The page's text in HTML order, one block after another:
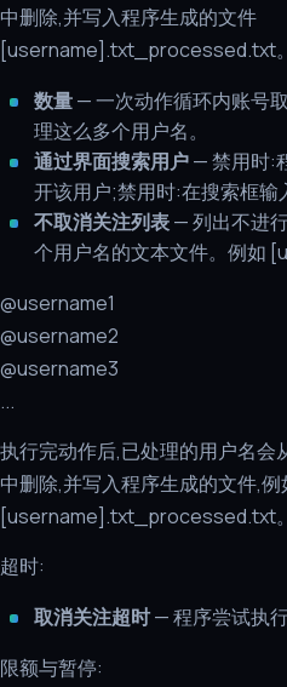
中删除,并写入程序生成的文件
[username].txt_processed.txt。
数量— 一次动作循环内账号
理这么多个用户名。
通过界面搜索用户— 禁用时:
开该用户;禁用时:在搜索框输
不取消关注列表— 列出不进
个用户名的文本文件。例如
@username1
@username2
@username3
...
执行完动作后,已处理的用户名
中删除,并写入程序生成的文件,例
[username].txt_processed.txt。
超时:
取消关注超时— 程序尝试执行
限额与暂停: